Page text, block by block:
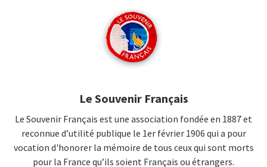
Le Souvenir Français
Le Souvenir Français est une association fondée en 1887 et
reconnue d’utilité publique le 1er février 1906 qui a pour
vocation d'honorer la mémoire de tous ceux qui sont morts
pour la France qu’ils soient Français ou étrangers.